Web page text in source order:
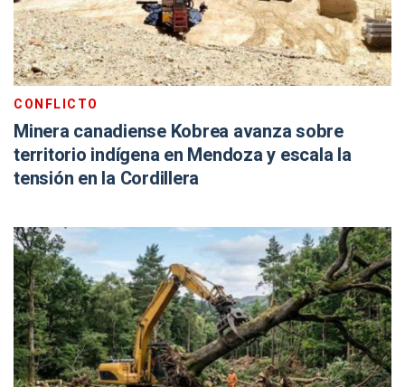
CONFLICTO
Minera canadiense Kobrea avanza sobre
territorio indígena en Mendoza y escala la
tensión en la Cordillera